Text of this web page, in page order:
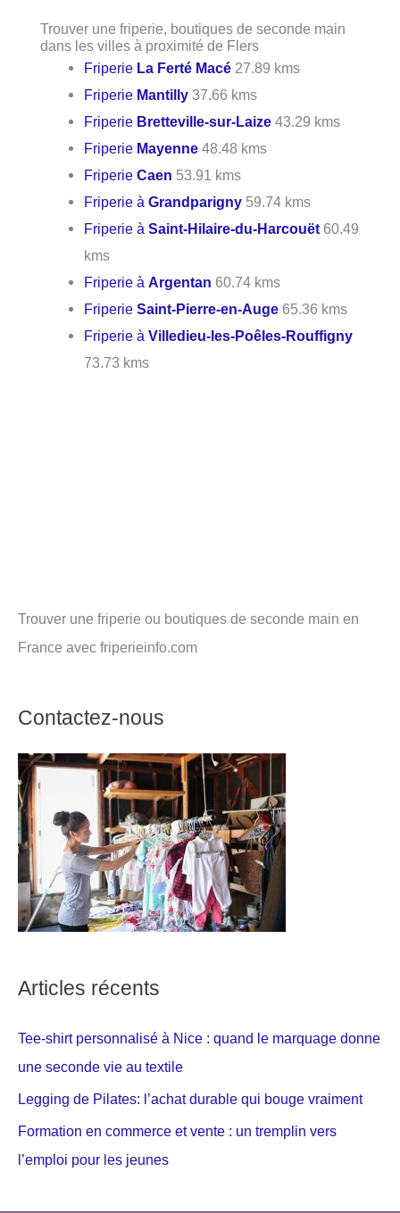
Trouver une friperie, boutiques de seconde main
dans les villes à proximité de Flers
Friperie La Ferté Macé 27.89 kms
Friperie Mantilly 37.66 kms
Friperie Bretteville-sur-Laize 43.29 kms
Friperie Mayenne 48.48 kms
FriperieCaen 53.91 kms
Friperie àGrandparigny 59.74 kms
Friperie àSaint-Hilaire-du-Harcouët 60.49
kms
Friperie àArgentan 60.74 kms
FriperieSaint-Pierre-en-Auge 65.36 kms
Friperie àVilledieu-les-Poêles-Rouffigny
73.73 kms
Trouver une friperie ou boutiques de seconde main en
France avec friperieinfo.com
Contactez-nous
Articles récents
Tee-shirt personnalisé à Nice : quand le marquage donne
une seconde vie au textile
Legging de Pilates: l’achat durable qui bouge vraiment
Formation en commerce et vente : un tremplin vers
l’emploi pour les jeunes